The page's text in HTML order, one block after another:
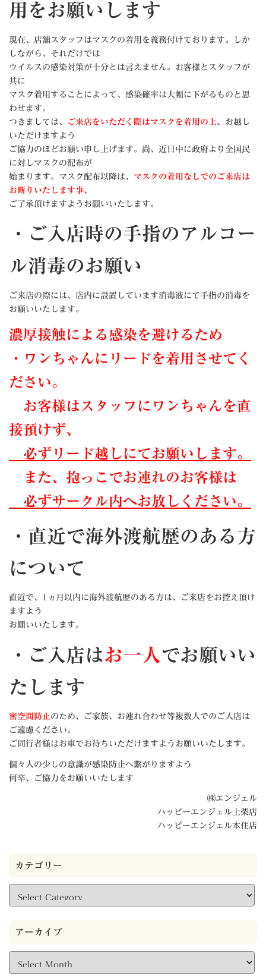
用をお願いします
現在、店舗スタッフはマスクの着用を義務付けております。しか
しながら、それだけでは
ウイルスの感染対策が十分とは言えません。お客様とスタッフが
共に
マスク着用することによって、感染確率は大幅に下がるものと思
わせます。
つきましては、
ご来店をいただく際はマスクを着用の上、 お越し
いただけますよう
ご協力のほどお願い申し上げます。尚、近日中に政府より全国民
に対しマスクの配布が
始まります。マスク配布以降は、 マスクの着用なしでのご来店は
お断りいたします事、
ご了承頂けますようお願いいたします。
・ご入店時の手指のアルコー
ル消毒のお願い
ご来店の際には、店内に設置しています消毒液にて手指の消毒を
お願いいたします。
濃厚接触による感染を避けるため
・ワンちゃんにリードを着用させてく
ださい。
お客様はスタッフにワンちゃんを直
接預けず、
必ずリード越しにてお願いします。
また、抱っこでお連れのお客様は
必ずサークル内へお放しください。
・直近で海外渡航歴のある方
について
直近で、1ヵ月以内に海外渡航歴のある方は、ご来店をお控え頂け
ますよう
お願いいたします。
・ご入店はお一人 でお願いい
たします
密空間防止 のため、ご家族、お連れ合わせ等複数人でのご入店は
ご遠慮ください。
ご同行者様はお車でお待ちいただけますようお願いいたします。
個々人の少しの意識が感染防止へ繋がりますよう
何卒、ご協力をお願いいたします
㈱エンジェル
ハッピーエンジェル上柴店
ハッピーエンジェル本住店
カテゴリー
テ
リアーカイブ
ー